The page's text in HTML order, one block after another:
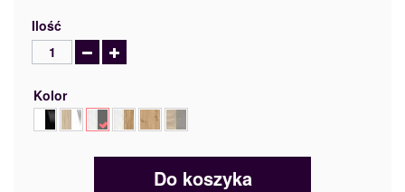
Ilość
Do koszyka